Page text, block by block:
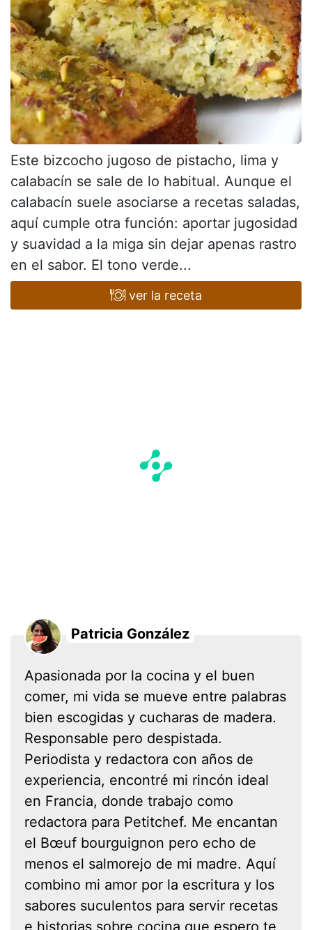
Este bizcocho jugoso de pistacho, lima y
calabacín se sale de lo habitual. Aunque el
calabacín suele asociarse a recetas saladas,
aquí cumple otra función: aportar jugosidad
y suavidad a la miga sin dejar apenas rastro
en el sabor. El tono verde...
ver la receta
Patricia González
Apasionada por la cocina y el buen
comer, mi vida se mueve entre palabras
bien escogidas y cucharas de madera.
Responsable pero despistada.
Periodista y redactora con años de
experiencia, encontré mi rincón ideal
en Francia, donde trabajo como
redactora para Petitchef. Me encantan
el Bœuf bourguignon pero echo de
menos el salmorejo de mi madre. Aquí
combino mi amor por la escritura y los
sabores suculentos para servir recetas
e historias sobre cocina que espero te